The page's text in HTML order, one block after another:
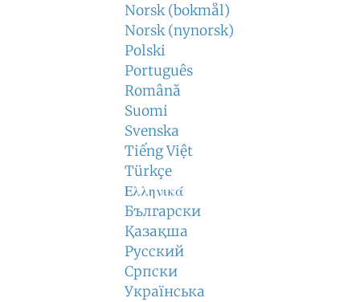
Norsk (bokmål)
Norsk (nynorsk)
Polski
Português
Română
Suomi
Svenska
Tiếng Việt
Türkçe
Ελληνικά
Български
Қазақша
Русский
Српски
Українська